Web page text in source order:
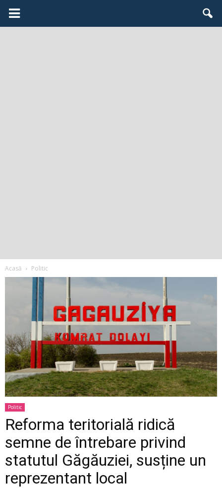
Acasă Politic
Politic
Reforma teritorială ridică
semne de întrebare privind
statutul Găgăuziei, susține un
reprezentant local